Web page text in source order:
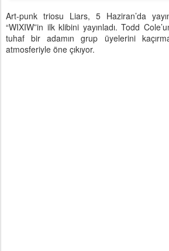
Art-punk triosu Liars, 5 Haziran’da
“WIXIW”in ilk klibini yayınladı. Todd
tuhaf bir adamın grup üyelerini
atmosferiyle öne çıkıyor.